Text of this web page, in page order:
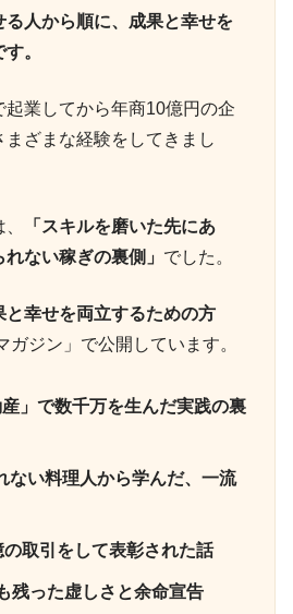
る人から順に、成果と幸せを
。
業してから年商10億円の企
ざまな経験をしてきまし
「スキルを磨いた先にあ
ない稼ぎの裏側」 でした。
と幸せを両立するための方
ガジン」で公開しています。
産」で数千万を生んだ実践の裏
ない料理人から学んだ、一流
取引をして表彰された話
残った虚しさと余命宣告